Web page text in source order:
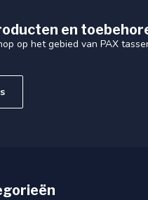
en
op het gebied van PAX